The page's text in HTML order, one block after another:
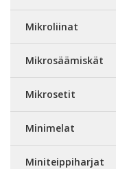
Mikroliinat
Mikrosäämiskät
Mikrosetit
Minimelat
Miniteippiharjat